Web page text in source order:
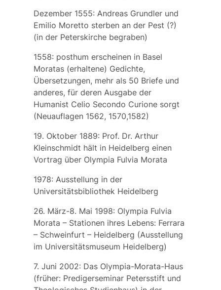
Dezember 1555: Andreas Grundler und
Emilio Moretto sterben an der Pest (?)
(in der Peterskirche begraben)
1558: posthum erscheinen in Basel
Moratas (erhaltene) Gedichte,
Übersetzungen, mehr als 50 Briefe und
anderes, für deren Ausgabe der
Humanist Celio Secondo Curionesorgt
(Neuauflagen 1562, 1570,1582)
19. Oktober 1889: Prof. Dr. Arthur
Kleinschmidt hält in Heidelberg einen
Vortrag über Olympia Fulvia Morata
1978: Ausstellung in der
Universitätsbibliothek Heidelberg
26. März-8. Mai 1998: Olympia Fulvia
Morata – Stationen ihres Lebens: Ferrara
– Schweinfurt – Heidelberg (Ausstellung
im Universitätsmuseum Heidelberg)
7. Juni 2002: Das Olympia-Morata-Haus
(früher: Predigerseminar Petersstift und